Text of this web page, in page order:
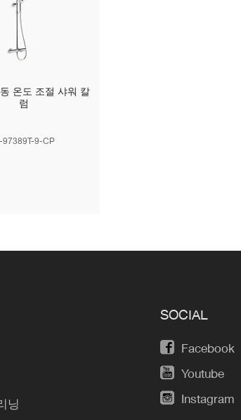
온도 조절 샤워 칼
럼
97389T-9-CP
닝
SOCIAL
Facebook
Youtube
Instagram